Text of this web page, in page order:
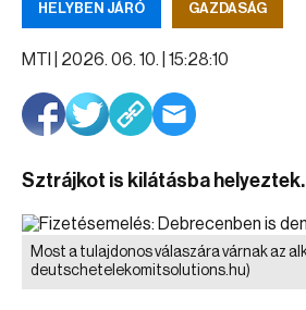
HELYBEN JÁRÓ GAZDASÁG
MTI | 2026. 06. 10. | 15:28:10
Sztrájkot is kilátásba helyeztek.
Most a tulajdonos válaszára várnak az
deutschetelekomitsolutions.hu)